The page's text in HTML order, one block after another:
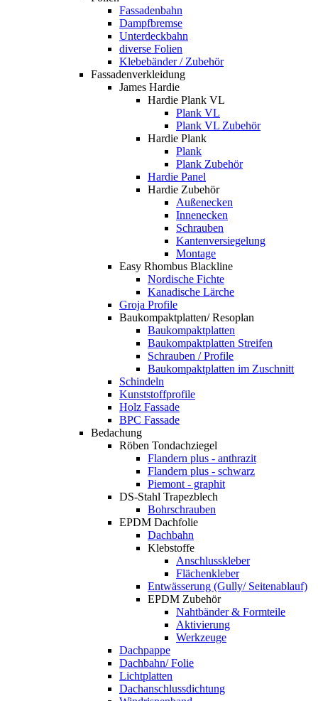
Fassadenbahn
Dampfbremse
Unterdeckbahn
diverse Folien
Klebebänder / Zubehör
Fassadenverkleidung
James Hardie
Hardie Plank VL
Plank VL
Plank VL Zubehör
Hardie Plank
Plank
Plank Zubehör
Hardie Panel
Hardie Zubehör
Außenecken
Innenecken
Schrauben
Kantenversiegelung
Montage
Easy Rhombus Blackline
Nordische Fichte
Kanadische Lärche
Groja Profile
Baukompaktplatten/ Resoplan
Baukompaktplatten
Baukompaktplatten Streifen
Schrauben / Profile
Baukompaktplatten im Zuschnitt
Schindeln
Kunststoffprofile
Holz Fassade
BPC Fassade
Bedachung
Röben Tondachziegel
Flandern plus - anthrazit
Flandern plus - schwarz
Piemont - graphit
DS-Stahl Trapezblech
Bohrschrauben
EPDM Dachfolie
Dachbahn
Klebstoffe
Anschlusskleber
Flächenkleber
Entwässerung (Gully/ Seitenablauf)
EPDM Zubehör
Nahtbänder & Formteile
Aktivierung
Werkzeuge
Dachpappe
Dachbahn/ Folie
Lichtplatten
Dachanschlussdichtung